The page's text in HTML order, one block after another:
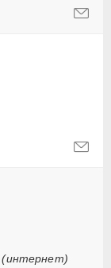
(интернет)